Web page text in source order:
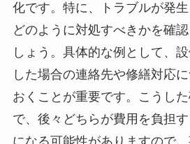
化です。特に、トラブルが発
どのように対処すべきかを確
しょう。具体的な例として、
した場合の連絡先や修繕対応
おくことが重要です。こうし
で、後々どちらが費用を負担